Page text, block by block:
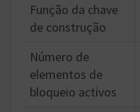
Função da chave
de construção
Número de
elementos de
bloqueio activos